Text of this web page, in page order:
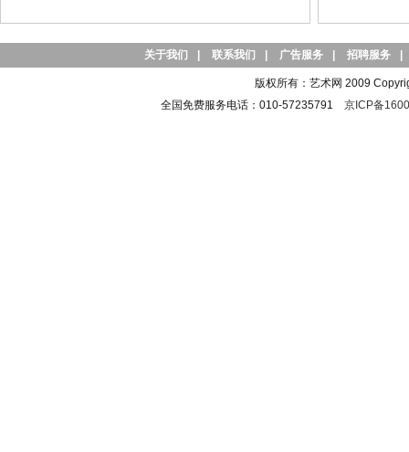
关于我们 联系我们 广告服务 招聘服务
版权所有：艺术网 2009
全国免费服务电话：010-57235791 京ICP备